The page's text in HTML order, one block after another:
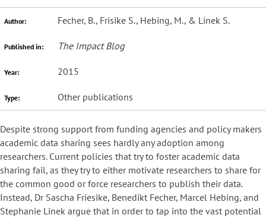
Author: Fecher, B., Frisike S., Hebing, M., & Linek S.
Published in: The Impact Blog
Year: 2015
Type: Other publications
Despite strong support from funding agencies and policy makers
academic data sharing sees hardly any adoption among
researchers. Current policies that try to foster academic data
sharing fail, as they try to either motivate researchers to share for
the common good or force researchers to publish their data.
Instead, Dr Sascha Friesike, Benedikt Fecher, Marcel Hebing, and
Stephanie Linek argue that in order to tap into the vast potential